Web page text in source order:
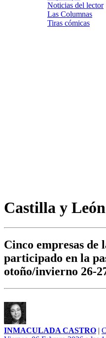
Noticias del lector
Las Columnas
Tiras cómicas
Castilla y
Cinco empresas
participado en la
otoño/invierno 26-
INMACULADA CASTRO |